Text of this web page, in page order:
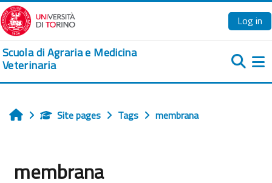
Skip to main content
Log in
Scuola di Agraria e Medicina
Veterinaria
HomeSite pages Tags membrana
membrana